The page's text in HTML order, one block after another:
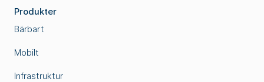
Produkter
Bärbart
Mobilt
Infrastruktur